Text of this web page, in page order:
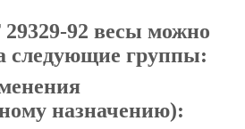
92 весы можно
следующие группы:
назначению):